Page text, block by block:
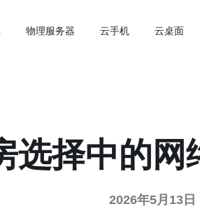
物理服务器 云手机 云桌面
选择中的
2026年5月13日